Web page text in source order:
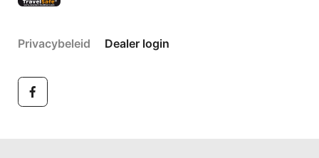
Privacybeleid Dealer login